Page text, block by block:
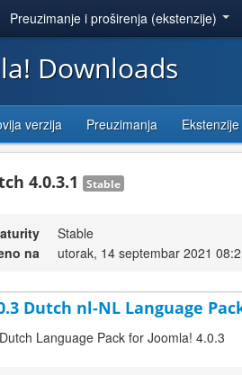
Preuzimanje i proširenja (ekstenzije)
Downloads
verzija Preuzimanja
4.0.3.1 Stable
Stable
na
utorak, 14 septembar 2021
Dutch nl-NL Language
Language Pack for Joomla! 4.0.3